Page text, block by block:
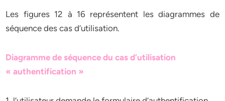
Les figures 12 à 16 représentent les diagrammes de
séquence des cas d’utilisation.
Diagramme de séquence du cas d’utilisation
« authentification »